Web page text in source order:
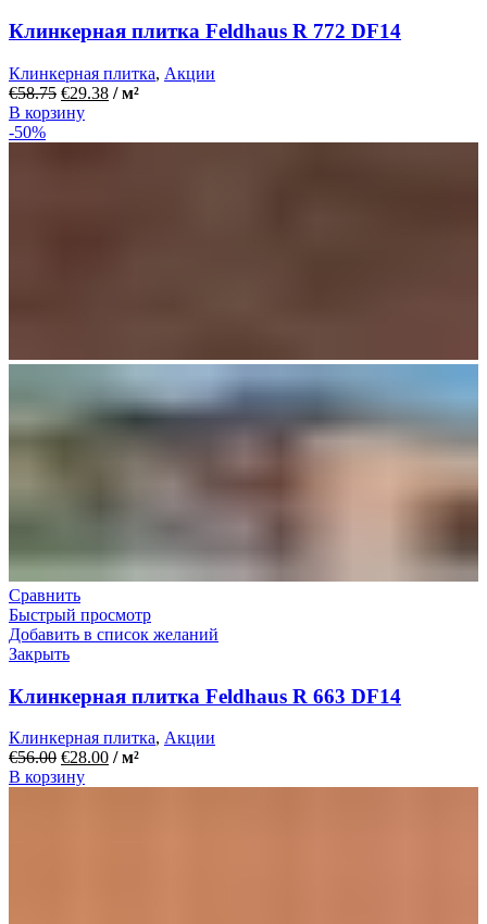
Клинкерная плитка Feldhaus R 772 DF14
Клинкерная плитка, Акции
€58.75 €29.38 / м²
В корзину
-50%
Сравнить
Быстрый просмотр
Добавить в список желаний
Закрыть
Клинкерная плитка Feldhaus R 663 DF14
Клинкерная плитка, Акции
€56.00 €28.00 / м²
В корзину